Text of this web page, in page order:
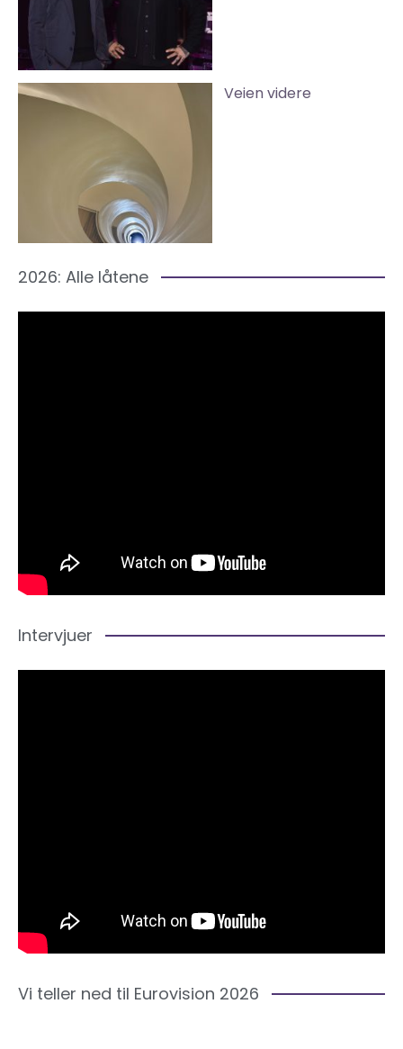
Veien videre
2026: Alle låtene
Intervjuer
Vi teller ned til Eurovision 2026